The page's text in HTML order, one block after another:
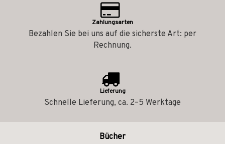
Zahlungsarten
Bezahlen Sie bei uns auf die sicherste Art: per
Rechnung.
Lieferung
Schnelle Lieferung, ca. 2–5 Werktage
Bücher